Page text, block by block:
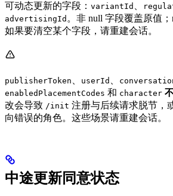
可动态更新的字段： variantId 、
advertisingId 。非 null 字段覆盖原值；
如果要清空某个字段，请重建会话。
publisherToken 、 userId 、
enabledPlacementCodes 和 character
改会导致 /init 注册与后续请求脱节，
向错误的角色。这些场景请重建会话。
中途更新同意状态